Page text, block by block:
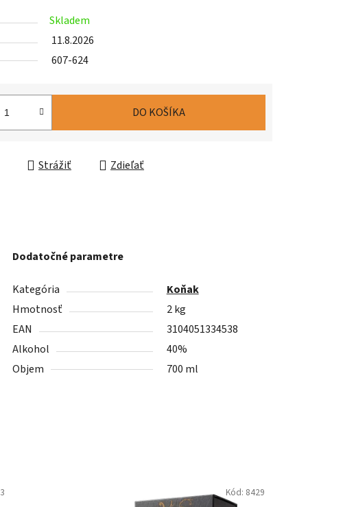
Skladem
11.8.2026
607-624
DO KOŠÍKA
Strážiť Zdieľať
Dodatočné parametre
Kategória
Koňak
Hmotnosť
2 kg
EAN
3104051334538
Alkohol
40%
Objem
700 ml
Kód: 8429